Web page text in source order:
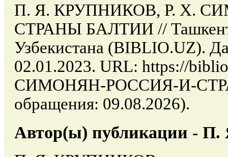
П. Я. КРУПНИКОВ, Р. Х.
СТРАНЫ БАЛТИИ //
Узбекистана (BIBLIO.UZ).
02.01.2023. URL: https://
СИМОНЯН-РОССИЯ-И-
обращения: 09.08.2026).
Автор(ы) публикации -